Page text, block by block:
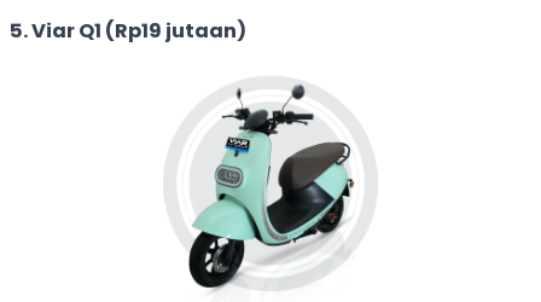
5. Viar Q1 (Rp19 jutaan)